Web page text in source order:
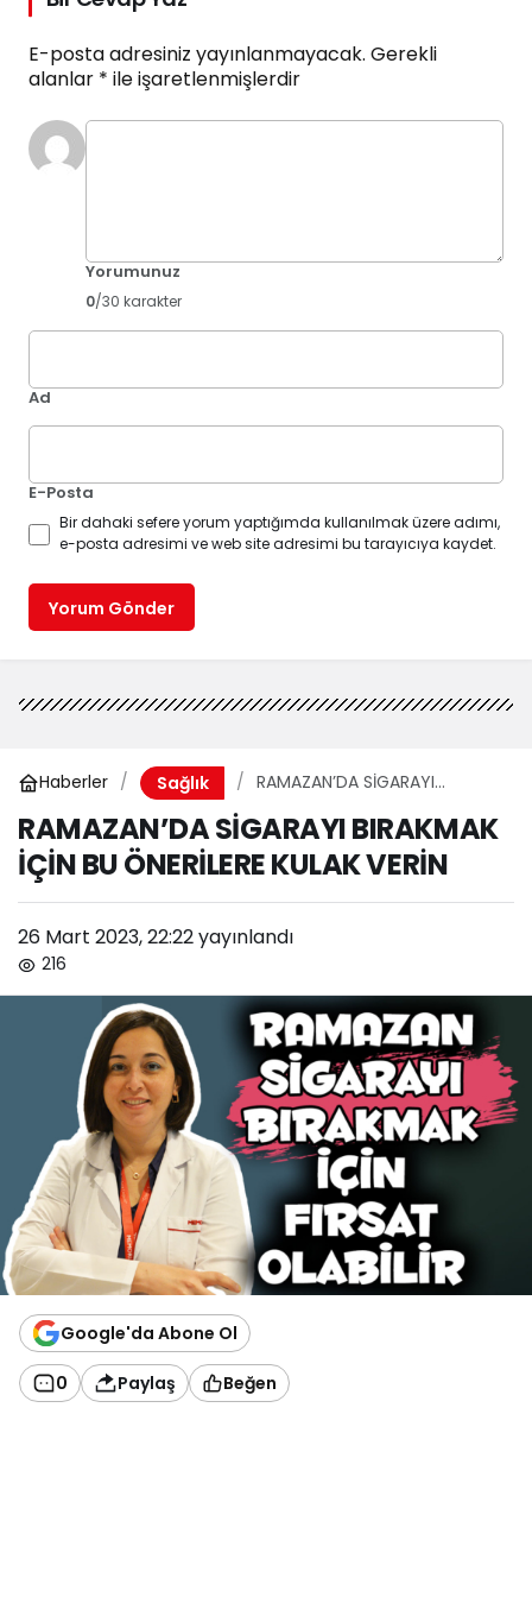
E-posta adresiniz yayınlanmayacak. Gerekli
alanlar * ile işaretlenmişlerdir
Yorumunuz
0/30 karakter
Ad
E-Posta
Bir dahaki sefere yorum yaptığımda kullanılmak üzere adımı,
e-posta adresimi ve web site adresimi bu tarayıcıya kaydet.
Yorum Gönder
Haberler Sağlık
RAMAZAN’DA SİGARAYI
KULAK VERİN
RAMAZAN’DA SİGARAYI BIRAKMAK
İÇİN BU ÖNERİLERE KULAK VERİN
26 Mart 2023, 22:22yayınlandı
216
Google'da Abone Ol
0 Paylaş Beğen